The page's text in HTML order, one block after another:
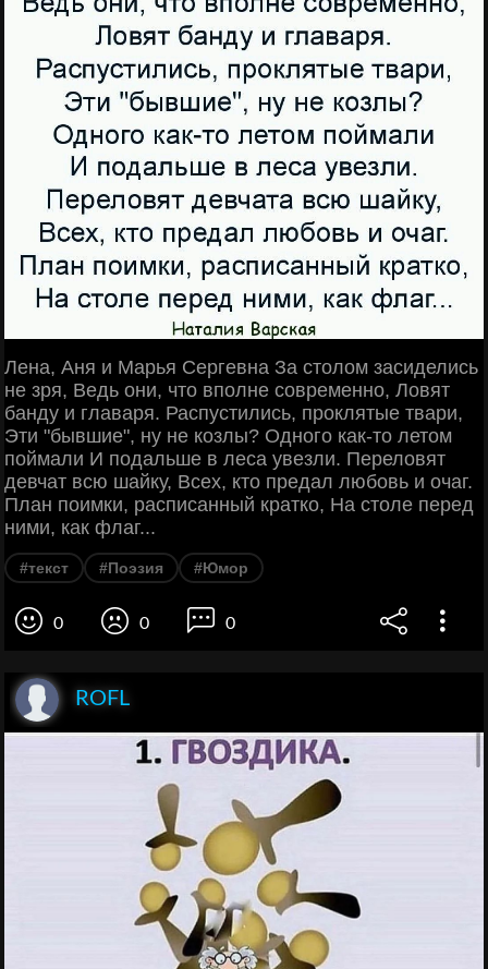
Лена, Аня и Марья Сергевна За столом засиделись
не зря, Ведь они, что вполне современно, Ловят
банду и главаря. Распустились, проклятые твари,
Эти "бывшие", ну не козлы? Одного как-то летом
поймали И подальше в леса увезли. Переловят
девчат всю шайку, Всех, кто предал любовь и очаг.
План поимки, расписанный кратко, На столе перед
ними, как флаг...
#текст #Поэзия #Юмор
0 0 0
ROFL